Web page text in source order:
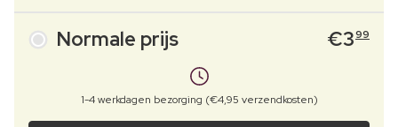
Normale prijs €399
1-4 werkdagen bezorging (€4,95 verzendkosten)